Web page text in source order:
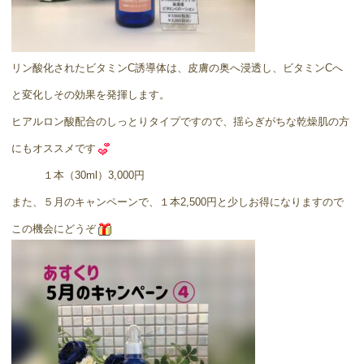
リン酸化されたビタミンC誘導体は、皮膚の奥へ浸透し、ビタミンCへ
と変化しその効果を発揮します。
ヒアルロン酸配合のしっとりタイプですので、揺らぎがちな乾燥肌の方
にもオススメです
１本（30ml）3,000円
また、５月のキャンペーンで、１本2,500円と少しお得になりますので
この機会にどうぞ